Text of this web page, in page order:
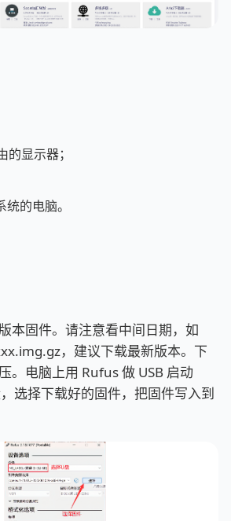
显示器；
的电脑。
本固件。请注意看中间日期，如
，建议下载最新版本。下
。电脑上用 Rufus 做 USB 启动
选择下载好的固件，把固件写入到